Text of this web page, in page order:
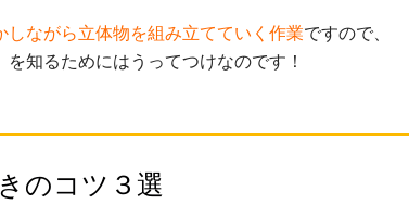
しながら立体物を組み立てていく作業ですので、
を知るためにはうってつけなのです！
のコツ３選